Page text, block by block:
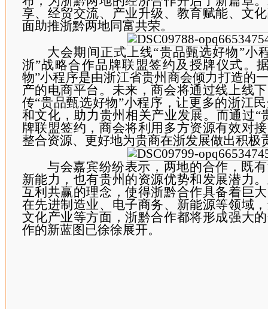
享、经贸交流、产业升级、教育赋能、文
面助推浙黔两地同富共荣。
大会期间正式上线“贵品甄选好物”小
浙”战略合作品牌联盟签约及授牌仪式。
物”小程序是由浙江省贵州商会倾力打造的
产的电商平台。未来，商会将通过线上线
传“贵品甄选好物”小程序，让更多的浙江
和文化，助力贵州相关产业发展。而通过“
牌联盟签约，商会将利用多方资源有效对
整合资源、更好地为贵商在浙发展做出积极
与会嘉宾纷纷表示，两地的合作，既
新能力，也有贵州的资源优势和发展潜力
互利共赢的理念，使得浙黔合作具备着巨
在先进制造业、电子商务、新能源等领域
文化产业等方面，浙黔合作都将形成强大
作的新蓝图已徐徐展开。